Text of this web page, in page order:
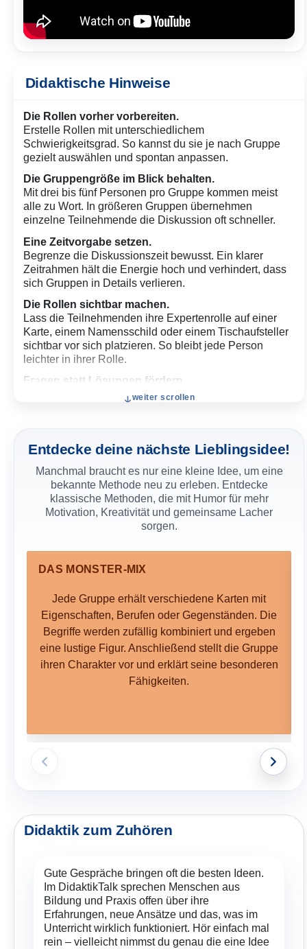
Didaktische Hinweise
Die Rollen vorher vorbereiten.
Erstelle Rollen mit unterschiedlichem
Schwierigkeitsgrad. So kannst du sie je nach Gruppe
gezielt auswählen und spontan anpassen.
Die Gruppengröße im Blick behalten.
Mit drei bis fünf Personen pro Gruppe kommen meist
alle zu Wort. In größeren Gruppen übernehmen
einzelne Teilnehmende die Diskussion oft schneller.
Eine Zeitvorgabe setzen.
Begrenze die Diskussionszeit bewusst. Ein klarer
Zeitrahmen hält die Energie hoch und verhindert, dass
sich Gruppen in Details verlieren.
Die Rollen sichtbar machen.
Lass die Teilnehmenden ihre Expertenrolle auf einer
Karte, einem Namensschild oder einem Tischaufsteller
sichtbar vor sich platzieren. So bleibt jede Person
leichter in ihrer Rolle.
Fragen statt Lösungen fördern.
Wenn eine Gruppe ins Stocken gerät, stelle offene
weiter scrollen
Entdecke deine nächste Lieblingsidee!
Manchmal braucht es nur eine kleine Idee, um eine
bekannte Methode neu zu erleben. Entdecke
klassische Methoden, die mit Humor für mehr
Motivation, Kreativität und gemeinsame Lacher
sorgen.
DAS MONSTER-MIX
Jede Gruppe erhält verschiedene Karten mit
Eigenschaften, Berufen oder Gegenständen. Die
Begriffe werden zufällig kombiniert und ergeben
eine lustige Figur. Anschließend stellt die Gruppe
ihren Charakter vor und erklärt seine besonderen
Fähigkeiten.
Didaktik zum Zuhören
Gute Gespräche bringen oft die besten Ideen.
Im DidaktikTalk sprechen Menschen aus
Bildung und Praxis offen über ihre
Erfahrungen, neue Ansätze und das, was im
Unterricht wirklich funktioniert. Hör einfach mal
rein – vielleicht nimmst du genau die eine Idee